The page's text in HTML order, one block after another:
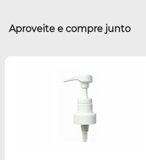
Aproveite e compre junto